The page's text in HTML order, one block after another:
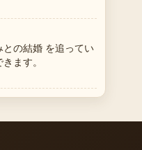
読みやすいです。
の結婚 を追ってい
ます。